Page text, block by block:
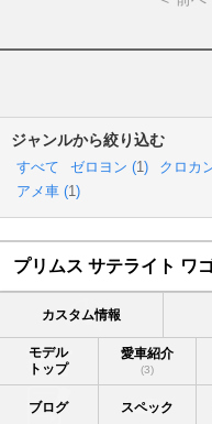
ジャンルから絞り込む
すべて ゼロヨン (1) クロカ
アメ車 (1)
プリムス サテライト ワ
カスタム情報
モデル
トップ
愛車紹介
(3)
ブログ スペック